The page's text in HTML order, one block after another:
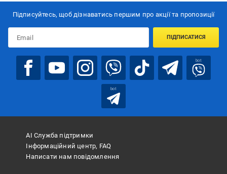
Підписуйтесь, щоб дізнаватись першим про акції та пропозиції
ПІДПИСАТИСЯ
bot
bot
АІ Служба підтримки
Інформаційний центр, FAQ
Написати нам повідомлення